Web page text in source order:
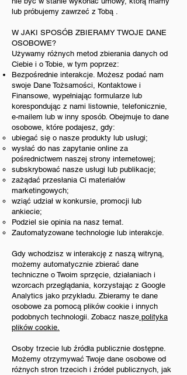
lub próbujemy zawrzeć z Tobą .
W JAKI SPOSÓB ZBIERAMY TWOJE DANE
OSOBOWE?
Używamy różnych metod zbierania danych od
Ciebie i o Tobie, w tym poprzez:
Bezpośrednie interakcje. Możesz podać nam
swoje Dane Tożsamości, Kontaktowe i
Finansowe, wypełniając formularze lub
korespondując z nami listownie, telefonicznie,
e-mailem lub w inny sposób. Obejmuje to dane
osobowe, które podajesz, gdy:
ubiegać się o nasze produkty lub usługi;
wysłać do nas zapytanie online za
pośrednictwem naszej strony internetowej;
subskrybować nasze usługi lub publikacje;
zażądać przesłania Ci materiałów
marketingowych;
wziąć udział w konkursie, promocji lub
ankiecie;
Podziel sie opinia na nasz temat.
Zautomatyzowane technologie lub interakcje.
Gdy wchodzisz w interakcję z naszą witryną,
możemy automatycznie zbierać dane
techniczne o Twoim sprzęcie, działaniach i
wzorcach przeglądania, korzystając z Google
Analytics jako przykładu. Zbieramy te dane
osobowe za pomocą plików cookie i innych
podobnych technologii. Zobacz nasze polityka
plików cookie.
Osoby trzecie lub źródła publicznie dostępne.
Możemy otrzymywać Twoje dane osobowe od
różnych stron trzecich i źródeł publicznych, jak